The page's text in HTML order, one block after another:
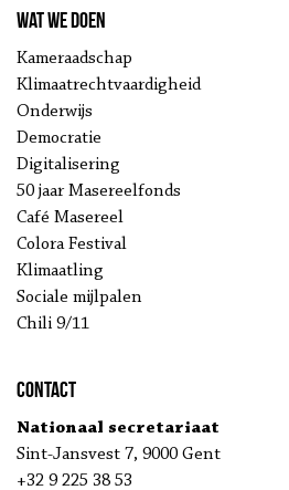
Wat we doen
Kameraadschap
Klimaatrechtvaardigheid
Onderwijs
Democratie
Digitalisering
50 jaar Masereelfonds
Café Masereel
Colora Festival
Klimaatling
Sociale mijlpalen
Chili 9/11
Contact
Nationaal secretariaat
Sint-Jansvest 7, 9000 Gent
+32 9 225 38 53